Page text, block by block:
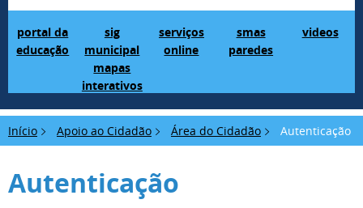
portal da
educação
sig
municipal
mapas
interativos
serviços
online
smas
paredes
videos
Início Apoio ao Cidadão Área do Cidadão Autenticação
Autenticação